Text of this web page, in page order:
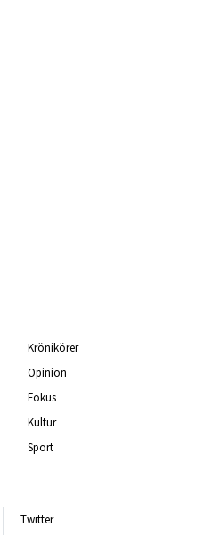
Krönikörer
Opinion
Fokus
Kultur
Sport
Twitter